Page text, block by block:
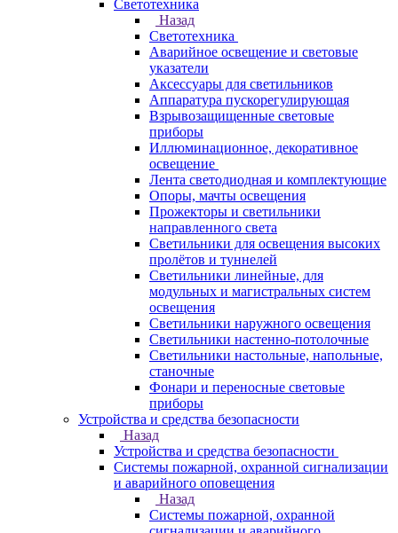
Светотехника
Назад
Светотехника
Аварийное освещение и световые
указатели
Аксессуары для светильников
Аппаратура пускорегулирующая
Взрывозащищенные световые
приборы
Иллюминационное, декоративное
освещение
Лента светодиодная и комплектующие
Опоры, мачты освещения
Прожекторы и светильники
направленного света
Светильники для освещения высоких
пролётов и туннелей
Светильники линейные, для
модульных и магистральных систем
освещения
Светильники наружного освещения
Светильники настенно-потолочные
Светильники настольные, напольные,
станочные
Фонари и переносные световые
приборы
Устройства и средства безопасности
Назад
Устройства и средства безопасности
Системы пожарной, охранной сигнализации
и аварийного оповещения
Назад
Системы пожарной, охранной